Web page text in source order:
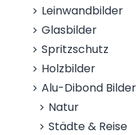
Leinwandbilder
Glasbilder
Spritzschutz
Holzbilder
Alu-Dibond Bilder
Natur
Städte & Reise